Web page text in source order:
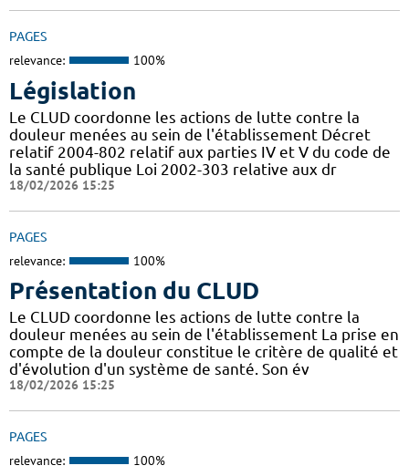
PAGES
relevance: 100%
Législation
Le CLUD coordonne les actions de lutte contre la
douleur menées au sein de l'établissement Décret
relatif 2004-802 relatif aux parties IV et V du code de
la santé publique Loi 2002-303 relative aux dr
18/02/2026 15:25
PAGES
relevance: 100%
Présentation du CLUD
Le CLUD coordonne les actions de lutte contre la
douleur menées au sein de l'établissement La prise en
compte de la douleur constitue le critère de qualité et
d'évolution d'un système de santé. Son év
18/02/2026 15:25
PAGES
relevance: 100%